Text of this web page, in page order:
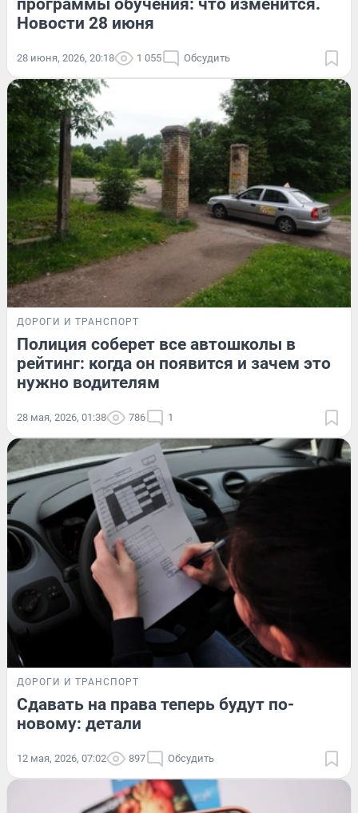
Новости 28 июня
28 июня, 2026, 20:18 1 055 Обсудить
ДОРОГИ И ТРАНСПОРТ
Полиция соберет все автошколы в
рейтинг: когда он появится и зачем это
нужно водителям
28 мая, 2026, 01:38 786 1
ДОРОГИ И ТРАНСПОРТ
Сдавать на права теперь будут по-
новому: детали
12 мая, 2026, 07:02 897 Обсудить